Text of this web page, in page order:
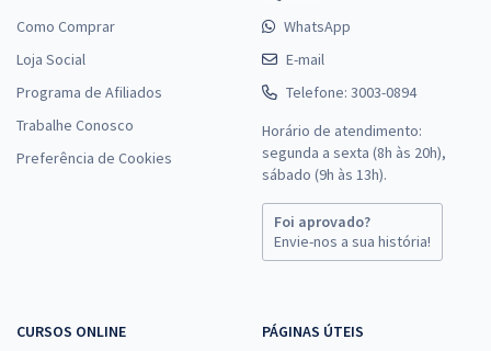
Como Comprar
Loja Social
Programa de Afiliados
Trabalhe Conosco
Preferência de Cookies
WhatsApp
E-mail
Telefone: 3003-0894
Horário de atendimento:
segunda a sexta (8h às 20h),
sábado (9h às 13h).
Foi aprovado?
Envie-nos a sua história!
CURSOS ONLINE
PÁGINAS ÚTEIS